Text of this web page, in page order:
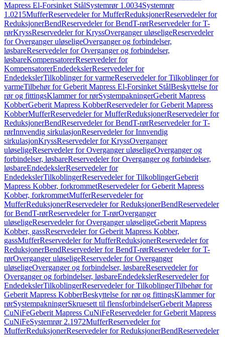
Mapress El-Forsinket StålSystemrør 1.0034Systemrør
1.0215MufferReservedeler for MufferReduksjonerReservedeler for
ReduksjonerBendReservedeler for BendT-rørReservedeler for T-
rørKryssReservedeler for KryssOverganger uløseligeReservedeler
for Overganger uløseligeOverganger og forbindelser,
løsbareReservedeler for Overganger og forbindelser,
løsbareKompensatorerReservedeler for
KompensatorerEndedekslerReservedeler for
EndedekslerTilkoblinger for varmeReservedeler for Tilkoblinger for
varmeTilbehør for Geberit Mapress El-Forsinket StålBeskyttelse for
rør og fittingsKlammer for rørSystempakningerGeberit Mapress
KobberGeberit Mapress KobberReservedeler for Geberit Mapress
KobberMufferReservedeler for MufferReduksjonerReservedeler for
ReduksjonerBendReservedeler for BendT-rørReservedeler for T-
rørInnvendig sirkulasjonReservedeler for Innvendig
sirkulasjonKryssReservedeler for KryssOverganger
uløseligeReservedeler for Overganger uløseligeOverganger og
forbindelser, løsbareReservedeler for Overganger og forbindelser,
løsbareEndedekslerReservedeler for
EndedekslerTilkoblingerReservedeler for TilkoblingerGeberit
Mapress Kobber, forkrommetReservedeler for Geberit Mapress
Kobber, forkrommetMufferReservedeler for
MufferReduksjonerReservedeler for ReduksjonerBendReservedeler
for BendT-rørReservedeler for T-rørOverganger
uløseligeReservedeler for Overganger uløseligeGeberit Mapress
Kobber, gassReservedeler for Geberit Mapress Kobber,
gassMufferReservedeler for MufferReduksjonerReservedeler for
ReduksjonerBendReservedeler for BendT-rørReservedeler for T-
rørOverganger uløseligeReservedeler for Overganger
uløseligeOverganger og forbindelser, løsbareReservedeler for
Overganger og forbindelser, løsbareEndedekslerReservedeler for
EndedekslerTilkoblingerReservedeler for TilkoblingerTilbehør for
Geberit Mapress KobberBeskyttelse for rør og fittingsKlammer for
rørSystempakningerSkruesett til flensforbindelserGeberit Mapress
CuNiFeGeberit Mapress CuNiFeReservedeler for Geberit Mapress
CuNiFeSystemrør 2.1972MufferReservedeler for
MufferReduksjonerReservedeler for ReduksjonerBendReservedeler